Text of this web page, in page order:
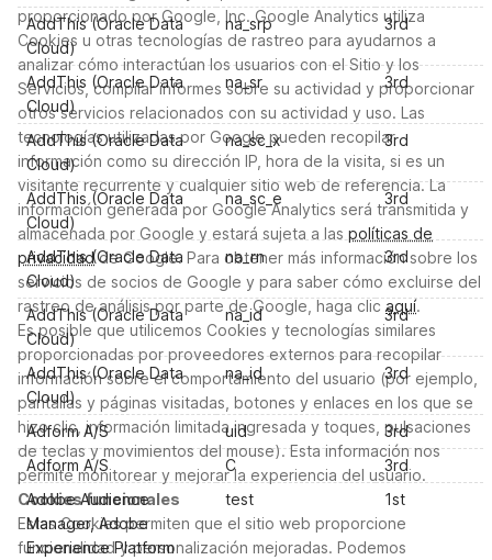
proporcionado por Google, Inc. Google Analytics utiliza
Cookies u otras tecnologías de rastreo para ayudarnos a
analizar cómo interactúan los usuarios con el Sitio y los
Servicios, compilar informes sobre su actividad y proporcionar
otros servicios relacionados con su actividad y uso. Las
tecnologías utilizadas por Google pueden recopilar
información como su dirección IP, hora de la visita, si es un
visitante recurrente y cualquier sitio web de referencia. La
información generada por Google Analytics será transmitida y
almacenada por Google y estará sujeta a las políticas de
privacidadde Google. Para obtener más información sobre los
servicios de socios de Google y para saber cómo excluirse del
rastreo de análisis por parte de Google, haga clic aquí.
Es posible que utilicemos Cookies y tecnologías similares
proporcionadas por proveedores externos para recopilar
información sobre el comportamiento del usuario (por ejemplo,
pantallas y páginas visitadas, botones y enlaces en los que se
hizo clic, información limitada ingresada y toques, pulsaciones
de teclas y movimientos del mouse). Esta información nos
permite monitorear y mejorar la experiencia del usuario.
Cookies funcionales
Estas Cookies permiten que el sitio web proporcione
funcionalidad y personalización mejoradas. Podemos
AddThis (Oracle Data
Cloud)
na_srp 3rd
AddThis (Oracle Data
Cloud)
na_sr 3rd
AddThis (Oracle Data
Cloud)
na_sc_x 3rd
AddThis (Oracle Data
Cloud)
na_sc_e 3rd
AddThis (Oracle Data
Cloud)
na_rn 3rd
AddThis (Oracle Data
Cloud)
na_id 3rd
AddThis (Oracle Data
Cloud)
na_id 3rd
Adform A/S uid
3rd
Adform A/S
C
3rd
Adobe Audience
Manager, Adobe
Experience Platform
test 1st